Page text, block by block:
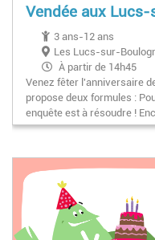
Vendée aux
3 ans-12 ans
Les Lucs-sur-
À partir de 14h45
Venez fêter l'anniversaire
propose deux formules :
enquête est à résoudre !